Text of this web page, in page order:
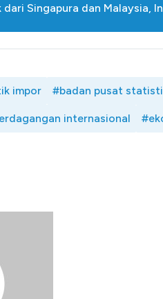
dari Singapura dan Malaysia,
impor #badan pusat
internasional